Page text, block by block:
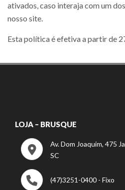
ativados, caso interaja com um
nosso site.
Esta política é efetiva a partir de
LOJA – BRUSQUE
Av. Dom Joaquim, 475
SC
(47)3251-0400 - Fixo